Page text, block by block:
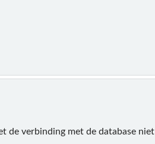
de verbinding met de database